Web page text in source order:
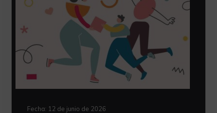
Fecha: 12 de junio de 2026